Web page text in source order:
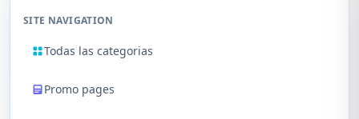
SITE NAVIGATION
Todas las categorias
Promo pages